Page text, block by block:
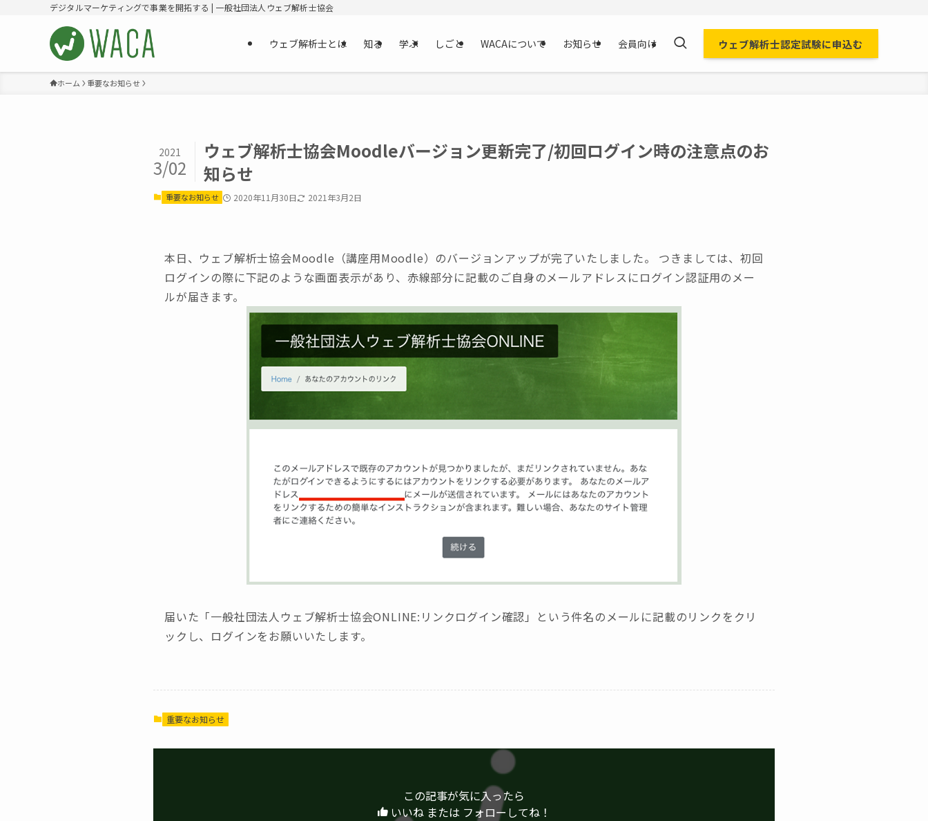
デジタルマーケティングで事業を開拓する | 一般社団法人ウェブ解析士協会
ウェブ解析士とは 知る 学ぶ しごと WACAについて お知らせ 会員向け ウェブ解析士認定試験に申込む
ホーム 重要なお知らせ
ウェブ解析士協会Moodleバージョン更新完了/初回ログイン時の注意点のお
知らせ
2021
3/02
重要なお知らせ 2020年11月30日 2021年3月2日
本日、ウェブ解析士協会Moodle（講座用Moodle）のバージョンアップが完了いたしました。 つきましては、初回
ログインの際に下記のような画面表示があり、赤線部分に記載のご自身のメールアドレスにログイン認証用のメー
ルが届きます。
届いた「一般社団法人ウェブ解析士協会ONLINE:リンクログイン確認」という件名のメールに記載のリンクをクリ
ックし、ログインをお願いいたします。
重要なお知らせ
この記事が気に入ったら
いいね または フォローしてね！